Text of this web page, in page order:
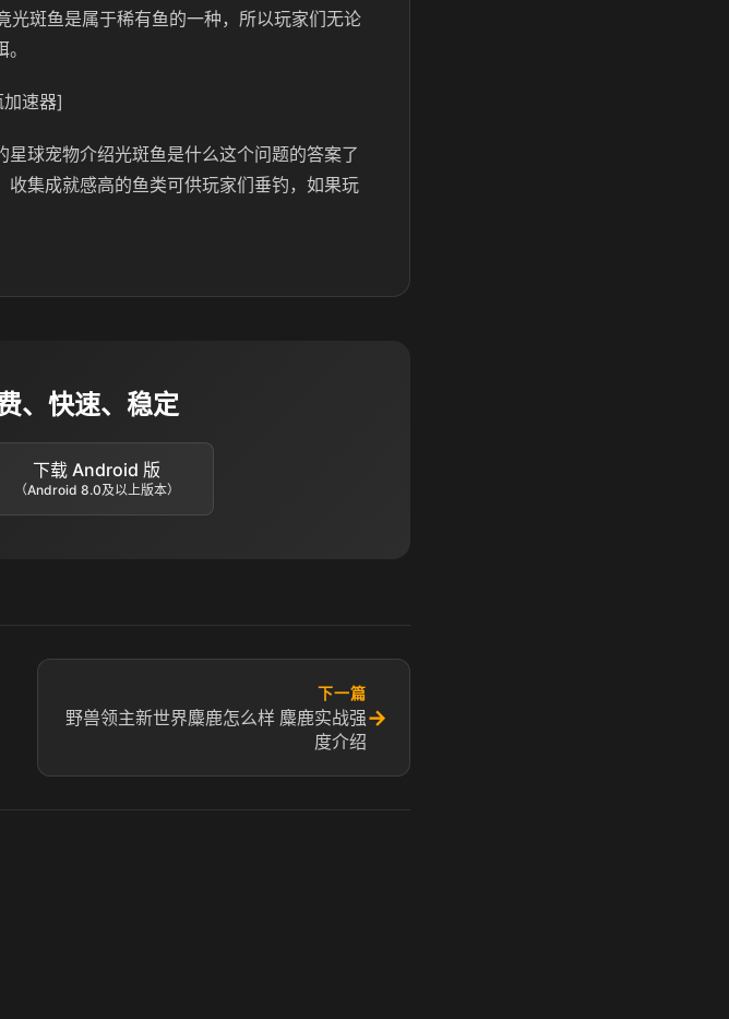
斑鱼是属于稀有鱼的一种，所以玩家们无论
速器]
球宠物介绍光斑鱼是什么这个问题的答案了
集成就感高的鱼类可供玩家们垂钓，如果玩
、快速、稳定
下载 Android 版
（Android 8.0及以上版本）
下一篇
野兽领主新世界麋鹿怎么样 麋鹿实战强
度介绍
→